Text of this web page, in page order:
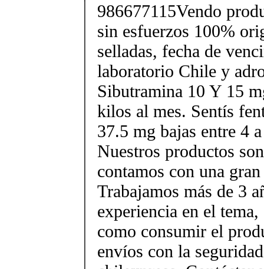
986677115Vendo
sin esfuerzos 100%
selladas, fecha de
laboratorio Chile y
Sibutramina 10 Y 15
kilos al mes. Sentís
37.5 mg bajas entre 4
Nuestros productos
contamos con una
Trabajamos más de 3
experiencia en el
como consumir el
envíos con la